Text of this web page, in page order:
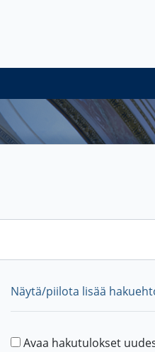
Näytä/piilota lisää
Avaa hakutulokset